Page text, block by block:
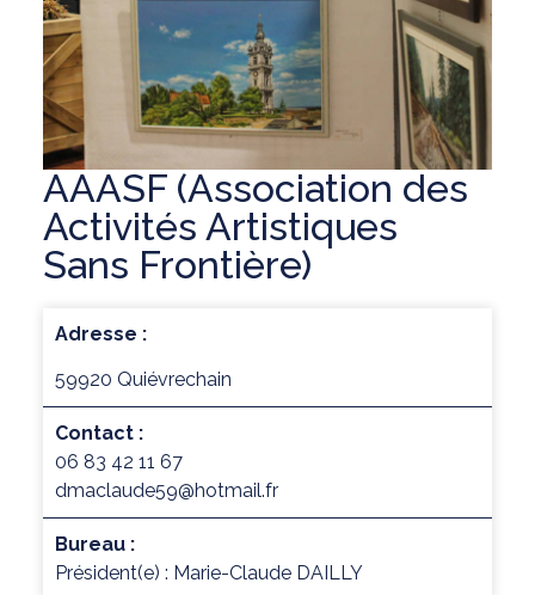
AAASF (Association des
Activités Artistiques
Sans Frontière)
Adresse :
59920 Quiévrechain
Contact :
06 83 42 11 67
dmaclaude59@hotmail.fr
Bureau :
Président(e) : Marie-Claude DAILLY